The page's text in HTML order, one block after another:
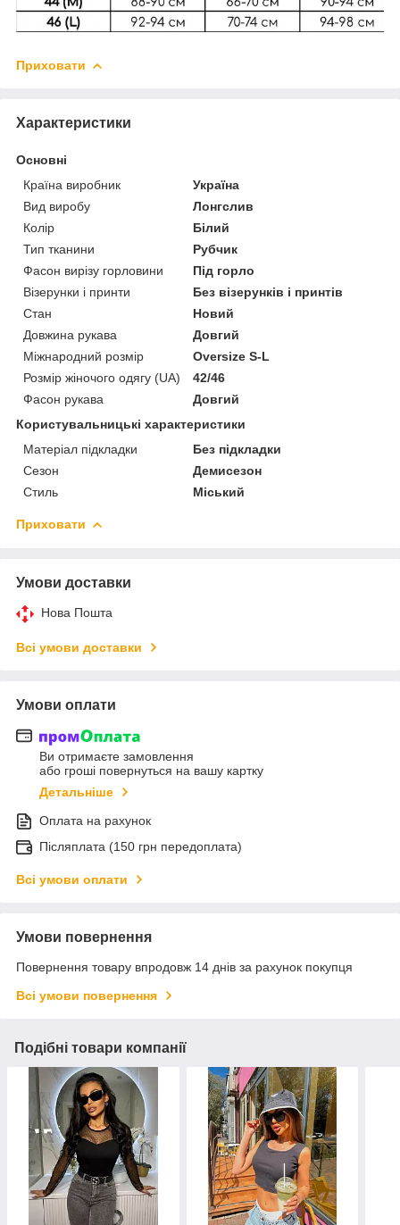
Приховати
Характеристики
Основні
Країна виробник
Україна
Вид виробу
Лонгслив
Колір
Білий
Тип тканини
Рубчик
Фасон вирізу горловини
Під горло
Візерунки і принти
Без візерунків і принтів
Стан
Новий
Довжина рукава
Довгий
Міжнародний розмір
Oversize S-L
Розмір жіночого одягу (UA)
42/46
Фасон рукава
Довгий
Користувальницькі характеристики
Матеріал підкладки
Без підкладки
Сезон
Демисезон
Стиль
Міський
Приховати
Умови доставки
Нова Пошта
Всі умови доставки
Умови оплати
Ви отримаєте замовлення
або гроші повернуться на вашу картку
Детальніше
Оплата на рахунок
Післяплата (150 грн передоплата)
Всі умови оплати
Умови повернення
Повернення товару впродовж 14 днів за рахунок покупця
Всі умови повернення
Подібні товари компанії